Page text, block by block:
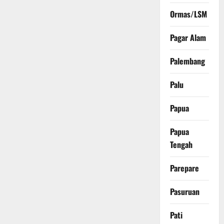
Ormas/LSM
Pagar Alam
Palembang
Palu
Papua
Papua
Tengah
Parepare
Pasuruan
Pati